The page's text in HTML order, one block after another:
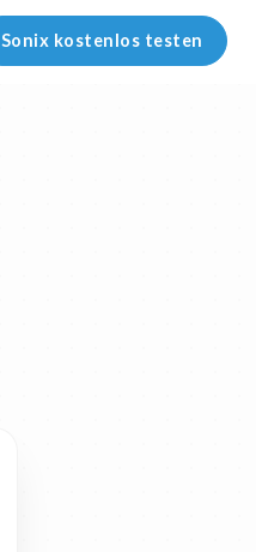
Sonix kostenlos testen